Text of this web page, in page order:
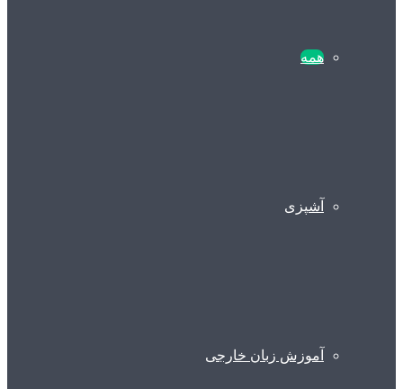
همه
آشپزی
آموزش زبان خارجی